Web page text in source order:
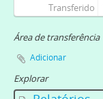
Transferido
Área de transferência
Adicionar
Explorar